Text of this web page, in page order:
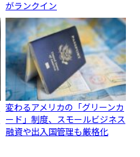
がランクイン
変わるアメリカの「グリーンカ
ード」制度、スモールビジネス
融資や出入国管理も厳格化